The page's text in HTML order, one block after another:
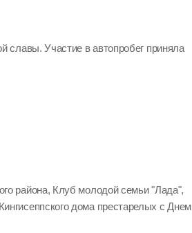
славы. Участие в автопробег приняла
района, Клуб молодой семьи "Лада",
дома престарелых с Днем